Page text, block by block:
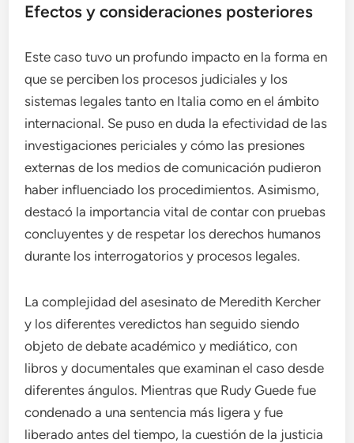
Efectos y consideraciones posteriores
Este caso tuvo un profundo impacto en la forma en
que se perciben los procesos judiciales y los
sistemas legales tanto en Italia como en el ámbito
internacional. Se puso en duda la efectividad de las
investigaciones periciales y cómo las presiones
externas de los medios de comunicación pudieron
haber influenciado los procedimientos. Asimismo,
destacó la importancia vital de contar con pruebas
concluyentes y de respetar los derechos humanos
durante los interrogatorios y procesos legales.
La complejidad del asesinato de Meredith Kercher
y los diferentes veredictos han seguido siendo
objeto de debate académico y mediático, con
libros y documentales que examinan el caso desde
diferentes ángulos. Mientras que Rudy Guede fue
condenado a una sentencia más ligera y fue
liberado antes del tiempo, la cuestión de la justicia